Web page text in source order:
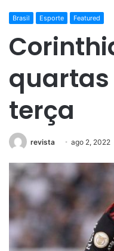
Brasil Esporte Featured
quartas
terça
revista ago 2, 2022